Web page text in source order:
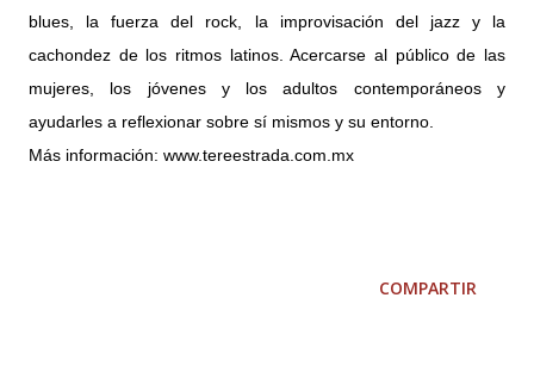
blues, la fuerza del rock, la improvisación del jazz y la
cachondez de los ritmos latinos. Acercarse al público de las
mujeres, los jóvenes y los adultos contemporáneos y
ayudarles a reflexionar sobre sí mismos y su entorno.
Más información: www.tereestrada.com.mx
COMPARTIR